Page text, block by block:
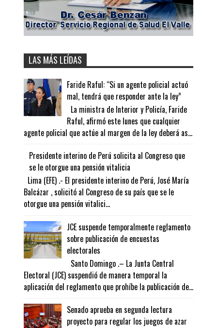
LAS MÁS LEÍDAS
Faride Raful: “Si un agente policial actuó
mal, tendrá que responder ante la ley”
La ministra de Interior y Policía, Faride
Raful, afirmó este lunes que cualquier
agente policial que actúe al margen de la ley deberá as...
Presidente interino de Perú solicita al Congreso que
se le otorgue una pensión vitalicia
Lima (EFE) .- El presidente interino de Perú, José María
Balcázar , solicitó al Congreso de su país que se le
otorgue una pensión vitalici...
JCE suspende temporalmente reglamento
sobre publicación de encuestas
electorales
Santo Domingo .– La Junta Central
Electoral (JCE) suspendió de manera temporal la
aplicación del reglamento que prohíbe la publicación de...
Senado aprueba en segunda lectura
proyecto para regular los juegos de azar